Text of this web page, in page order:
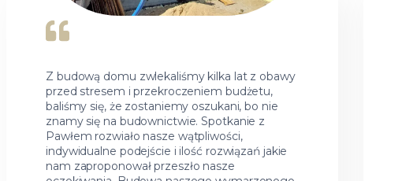
Z budową domu zwlekaliśmy kilka lat z obawy
przed stresem i przekroczeniem budżetu,
baliśmy się, że zostaniemy oszukani, bo nie
znamy się na budownictwie. Spotkanie z
Pawłem rozwiało nasze wątpliwości,
indywidualne podejście i ilość rozwiązań jakie
nam zaproponował przeszło nasze